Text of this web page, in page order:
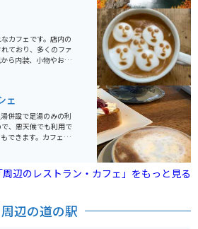
カフェです。店内の
ており、多くのファ
ら内装、小物やお食
、一度行ったら何度
は予約をしてから行
ェ
併設で足湯のみの利
、悪天候でも利用で
できます。カフェの
ジ屋さんが入って
「周辺のレストラン・カフェ」をもっと見る
周辺の道の駅